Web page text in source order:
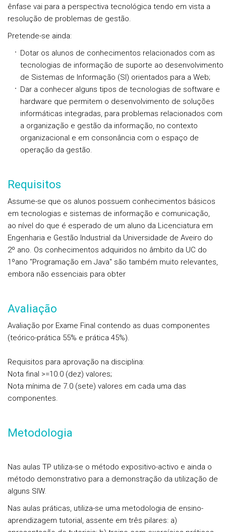
ênfase vai para a perspectiva tecnológica tendo em vista a
resolução de problemas de gestão.
Pretende-se ainda:
Dotar os alunos de conhecimentos relacionados com as
tecnologias de informação de suporte ao desenvolvimento
de Sistemas de Informação (SI) orientados para a Web;
Dar a conhecer alguns tipos de tecnologias de software e
hardware que permitem o desenvolvimento de soluções
informáticas integradas, para problemas relacionados com
a organização e gestão da informação, no contexto
organizacional e em consonância com o espaço de
operação da gestão.
Requisitos
Assume-se que os alunos possuem conhecimentos básicos
em tecnologias e sistemas de informação e comunicação,
ao nível do que é esperado de um aluno da Licenciatura em
Engenharia e Gestão Industrial da Universidade de Aveiro do
2º ano. Os conhecimentos adquiridos no âmbito da UC do
1ºano "Programação em Java" são também muito relevantes,
embora não essenciais para obter
Avaliação
Avaliação por Exame Final contendo as duas componentes
(teórico-prática 55% e prática 45%).
Requisitos para aprovação na disciplina:
Nota final >=10.0 (dez) valores;
Nota mínima de 7.0 (sete) valores em cada uma das
componentes.
Metodologia
Nas aulas TP utiliza-se o método expositivo-activo e ainda o
método demonstrativo para a demonstração da utilização de
alguns SIW.
Nas aulas práticas, utiliza-se uma metodologia de ensino-
aprendizagem tutorial, assente em três pilares: a)